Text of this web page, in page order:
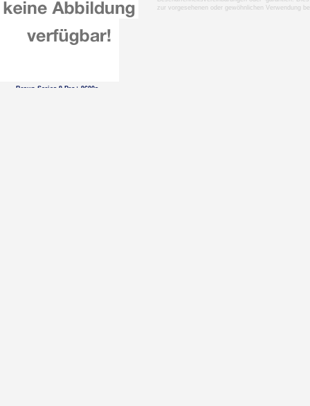
Braun Series 9 Pro+ 9600s
zur vorgesehenen oder gewöhnlichen Verwendung